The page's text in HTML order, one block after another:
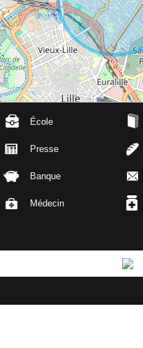
École
Presse
Banque
Médecin